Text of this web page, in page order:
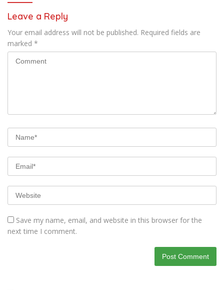
Leave a Reply
Your email address will not be published. Required fields are
marked *
Save my name, email, and website in this browser for the
next time I comment.